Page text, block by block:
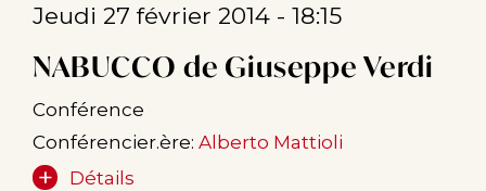
Jeudi 27 février 2014 - 18:15
NABUCCO de Giuseppe Verdi
Conférence
Conférencier.ère: Alberto Mattioli
Détails